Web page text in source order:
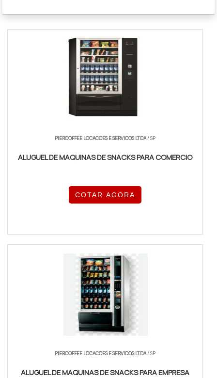
PIERCOFFEE LOCACOES E SERVICOS LTDA/ SP
ALUGUEL DE MAQUINAS DE SNACKS PARA COMERCIO
COTAR AGORA
PIERCOFFEE LOCACOES E SERVICOS LTDA/ SP
ALUGUEL DE MAQUINAS DE SNACKS PARA EMPRESA